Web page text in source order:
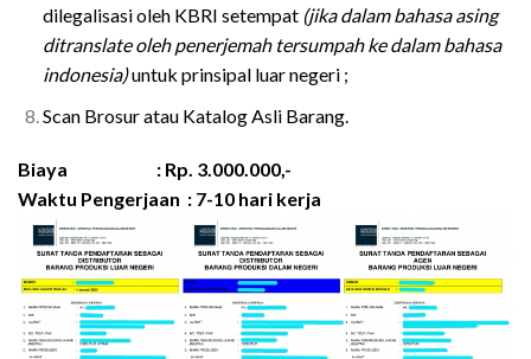
dilegalisasi oleh KBRI setempat (jika dalam bahasa asing
ditranslate oleh penerjemah tersumpah ke dalam bahasa
indonesia)untuk prinsipal luar negeri ;
Scan Brosur atau Katalog Asli Barang.
Biaya : Rp. 3.000.000,-
Waktu Pengerjaan : 7-10 hari kerja